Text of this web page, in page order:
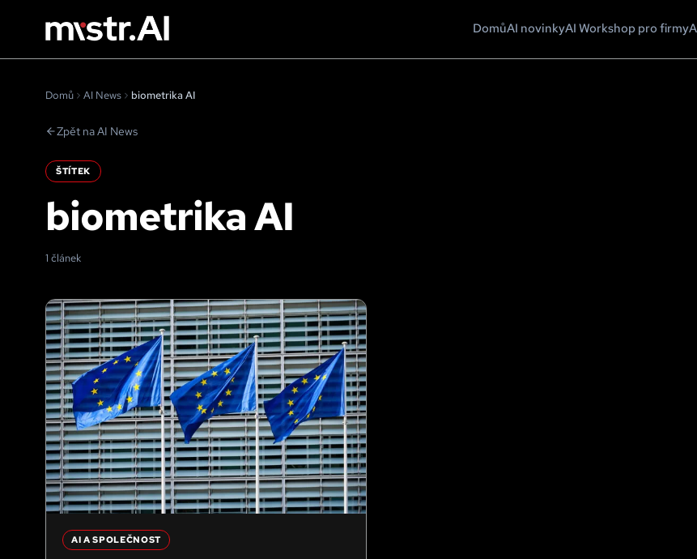
DomůAI novinkyAI Workshop pro firmy
Domů AI News biometrika AI
Zpět na AI News
ŠTÍTEK
biometrika AI
1 článek
AI A SPOLEČNOST